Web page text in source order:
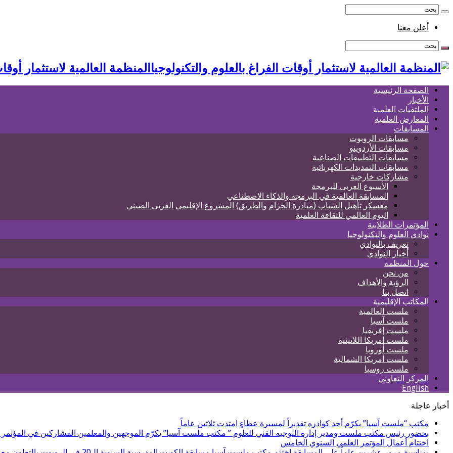
أعلن معنا
المنظمة العالمية لاستثمار
الصفحة الرئيسية
الأخبار
الملتقيات العلمية
المعارض العلمية
المسابقات
مسابقات الروبوت
مسابقات الأردوينو
مسابقات التطبيقات الصناعية
مسابقات التمديدات الكهربائية
مشاركات خارجية
الأسبوع العربي للبرمجة
المسابقة العالمية في البرمجة والذكاء الاصطناعي
معسكر تأهيل الشباب (مبادرة الحزام والطريق) المشروع الإقليمي العربي الصيني
اليوم العالمي للثقافة العلمية
المؤتمرات الطلابية
نوادي العلوم والتكنولوجيا
تعريف بالنوادي
أخبار النوادي
حول المنظمة
من نحن
الرؤية والأهداف
اتصل بنا
المكاتب الإقليمية
ملست العالمية
ملست آسيا
ملست إفريقيا
ملست أمريكا اللاتينية
ملست أوروبا
ملست أمريكا الشمالية
ملست روسيا
المركز التعاوني
English
أخبار عاجلة
مكتب “ملست آسيا” يكرّم أحد كوادره تقديراً لمسيرة عطاءٍ امتدت ثلاثين عاماً
بحضور رئيس مكتب ملست ومدير إدارة التوجيه الفني للعلوم ” مكتب ملست آسيا” يكرّم الموجهين والمعلمين المشاركين في
اختتام أعمال المؤتمر العلمي السنوي الخامس